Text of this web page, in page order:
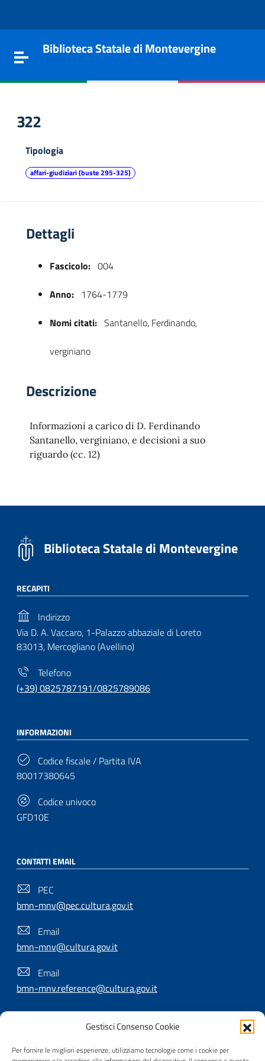
Gestisci Consenso Cookie
Per fornire le migliori esperienze, utilizziamo tecnologie come i cookie per
Toggle navigation
Biblioteca Statale di Montevergine
322
Tipologia
affari-giudiziari (buste 295-325)
Dettagli
Fascicolo: 004
Anno: 1764-1779
Nomi citati: Santanello, Ferdinando,
verginiano
Descrizione
Informazioni a carico di D. Ferdinando
Santanello, verginiano, e decisioni a suo
riguardo (cc. 12)
Biblioteca Statale di Montevergine
RECAPITI
Indirizzo
Via D. A. Vaccaro, 1-Palazzo abbaziale di Loreto
83013, Mercogliano (Avellino)
Telefono
(+39) 0825787191/0825789086
INFORMAZIONI
Codice fiscale / Partita IVA
80017380645
Codice univoco
GFD10E
CONTATTI EMAIL
PEC
bmn-mnv@pec.cultura.gov.it
Email
bmn-mnv@cultura.gov.it
Email
bmn-mnv.reference@cultura.gov.it